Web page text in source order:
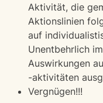
Aktivität, die
Aktionslinien
auf
Unentbehrlich
Auswirkungen
-aktivitäten
Vergnügen!!!